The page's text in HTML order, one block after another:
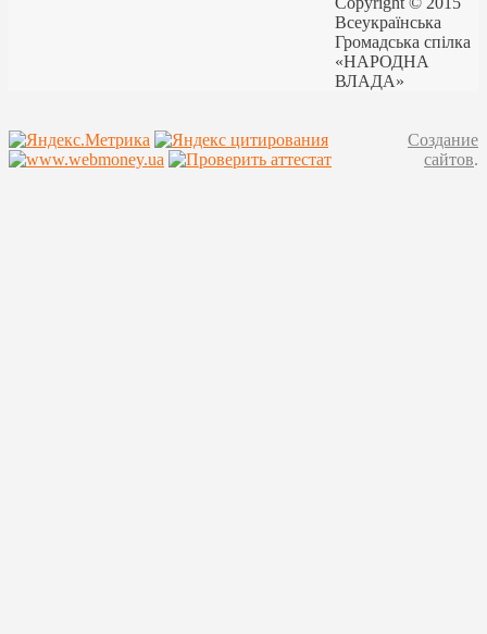
Всеукраїнська
Громадська спілка
«НАРОДНА
ВЛАДА»
Создание
сайтов.